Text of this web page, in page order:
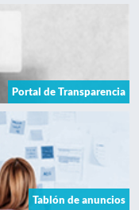
Portal de Transparencia
Tablón de anuncios